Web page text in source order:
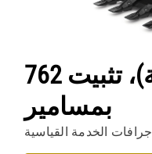
762 مم (30 بوصة)، تثبيت
بمسامير
جرافات الخدمة القياسية